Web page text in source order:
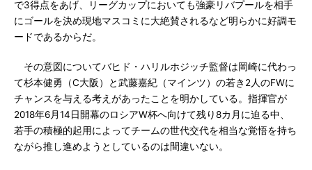
で3得点をあげ、リーグカップにおいても強豪リバプールを相手
にゴールを決め現地マスコミに大絶賛されるなど明らかに好調モ
ードであるからだ。
その意図についてバヒド・ハリルホジッチ監督は岡崎に代わっ
て杉本健勇（C大阪）と武藤嘉紀（マインツ）の若き2人のFWに
チャンスを与える考えがあったことを明かしている。指揮官が
2018年6月14日開幕のロシアW杯へ向けて残り8カ月に迫る中、
若手の積極的起用によってチームの世代交代を相当な覚悟を持ち
ながら推し進めようとしているのは間違いない。